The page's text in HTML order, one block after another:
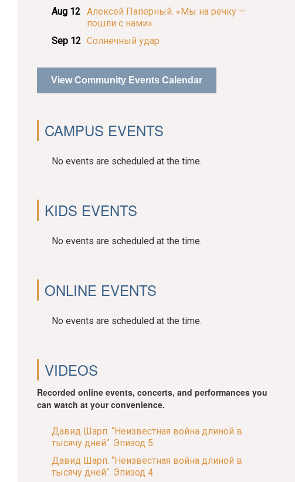
Aug 12
Алексей Паперный. «Мы на речку —
пошли с нами».
Sep 12 Солнечный удар
View Community Events Calendar
CAMPUS EVENTS
No events are scheduled at the time.
KIDS EVENTS
No events are scheduled at the time.
ONLINE EVENTS
No events are scheduled at the time.
VIDEOS
Recorded online events, concerts, and performances you
can watch at your convenience.
Давид Шарп. “Неизвестная война длиной в
тысячу дней“. Эпизод 5.
Давид Шарп. “Неизвестная война длиной в
тысячу дней“. Эпизод 4.